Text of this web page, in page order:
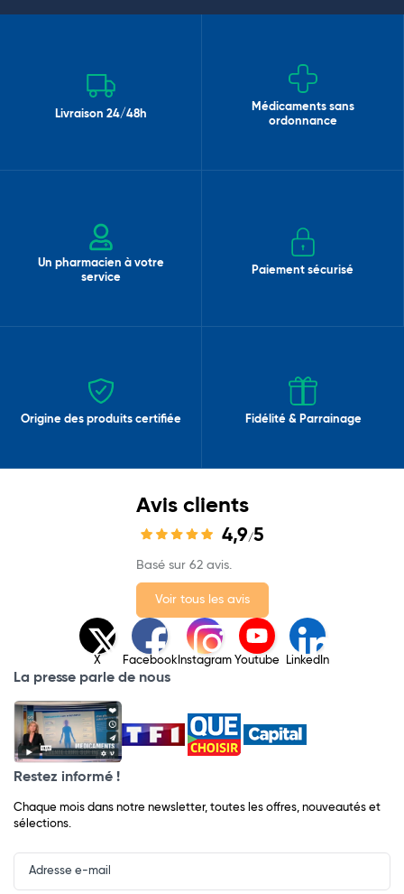
Livraison 24/48h
Médicaments sans
ordonnance
Un pharmacien à votre
service
Paiement sécurisé
Origine des produits certifiée Fidélité & Parrainage
Avis clients
4,9/5
Basé sur 62 avis.
Voir tous les avis
X Facebook Instagram Youtube LinkedIn
La presse parle de nous
Restez informé !
Chaque mois dans notre newsletter, toutes les offres, nouveautés et
sélections.
Input
Newsletter